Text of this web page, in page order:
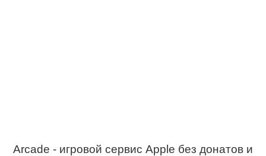
Arcade - игровой сервис Apple без донатов и